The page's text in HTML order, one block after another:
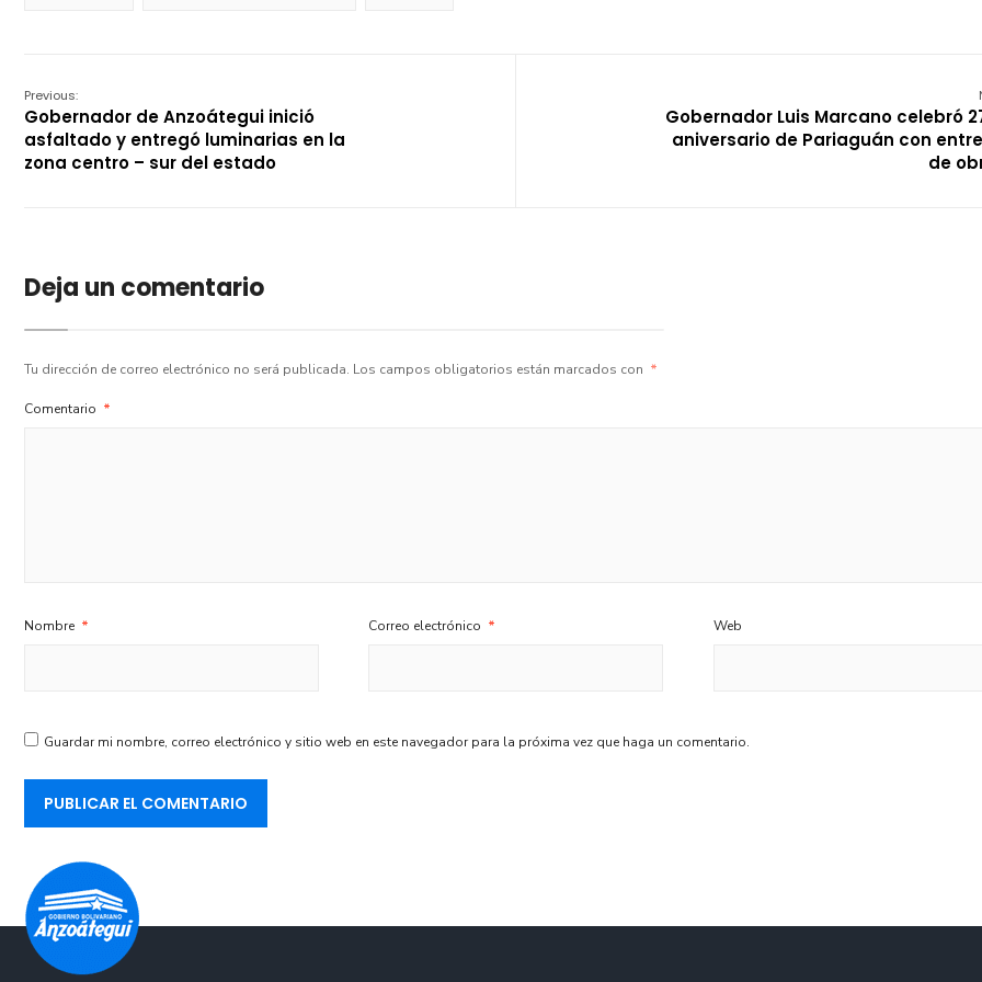
Previous:
Gobernador de Anzoátegui inició
asfaltado y entregó luminarias en la
zona centro – sur del estado
Gobernador Luis Marcano celebró
aniversario de Pariaguán con
de
Deja un comentario
Tu dirección de correo electrónico no será publicada. Los campos obligatorios están marcados con *
Comentario *
Nombre * Correo electrónico * Web
Guardar mi nombre, correo electrónico y sitio web en este navegador para la próxima vez que haga un comentario.